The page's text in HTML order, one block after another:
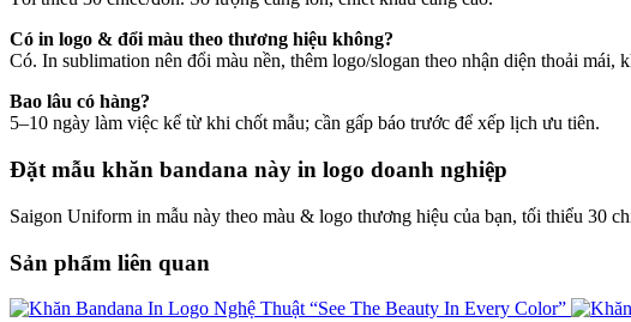
Có in logo & đổi màu theo thương hiệu không?
Có. In sublimation nên đổi màu nền, thêm logo/slogan theo nhận diện thoải mái,
Bao lâu có hàng?
5–10 ngày làm việc kể từ khi chốt mẫu; cần gấp báo trước để xếp lịch ưu tiên.
Đặt mẫu khăn bandana này in logo doanh nghiệp
Saigon Uniform in mẫu này theo màu & logo thương hiệu của bạn, tối thiểu 30
Sản phẩm liên quan